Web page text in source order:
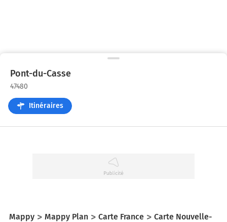
Pont-du-Casse
47480
Itinéraires
Mappy Mappy Plan Carte France
Carte Nouvelle-